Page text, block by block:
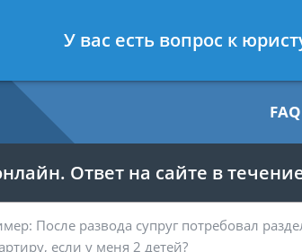
467-37-54
FAQ
Ответ на сайте в
У вас есть вопрос к